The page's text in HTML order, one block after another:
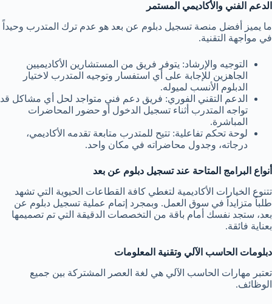
الدعم الفني والأكاديمي المستمر
ما يميز أفضل منصة تسجيل دبلوم عن بعد هو عدم ترك المتدرب وحيداً
في مواجهة التقنية.
التوجيه والإرشاد: يتوفر فريق من المستشارين الأكاديميين
الجاهزين للإجابة على أي استفسار وتوجيه المتدرب لاختيار
الدبلوم الأنسب لميوله.
الدعم التقني الفوري: فريق دعم فني متواجد لحل أي مشاكل قد
تواجه المتدرب أثناء تسجيل الدخول أو حضور المحاضرات
المباشرة.
لوحة تحكم تفاعلية: تتيح للمتدرب متابعة تقدمه الأكاديمي،
درجاته، وجدول محاضراته في مكان واحد.
أنواع البرامج المتاحة عند تسجيل دبلوم عن بعد
تتنوع الخيارات الأكاديمية لتغطي كافة القطاعات الحيوية التي تشهد
طلباً متزايداً في سوق العمل. وبمجرد إتمام عملية تسجيل دبلوم عن
بعد، ستجد نفسك أمام باقة من التخصصات الدقيقة التي تم تصميمها
بعناية فائقة.
دبلومات الحاسب الآلي وتقنية المعلومات
تعتبر مهارات الحاسب الآلي هي لغة العصر المشتركة بين جميع
الوظائف.